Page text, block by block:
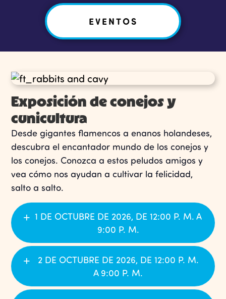
EVENTOS
Exposición de conejos y
cunicultura
Desde gigantes flamencos a enanos holandeses,
descubra el encantador mundo de los conejos y
los conejos. Conozca a estos peludos amigos y
vea cómo nos ayudan a cultivar la felicidad,
salto a salto.
1 DE OCTUBRE DE 2026, DE 12:00 P. M. A
9:00 P. M.
2 DE OCTUBRE DE 2026, DE 12:00 P. M.
A 9:00 P. M.